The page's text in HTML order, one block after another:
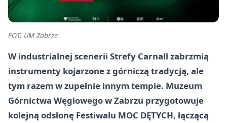
FOT. UM Zabrze
W industrialnej scenerii Strefy Carnall zabrzmią
instrumenty kojarzone z górniczą tradycją, ale
tym razem w zupełnie innym tempie. Muzeum
Górnictwa Węglowego w Zabrzu przygotowuje
kolejną odsłonę Festiwalu MOC DĘTYCH, łączącą